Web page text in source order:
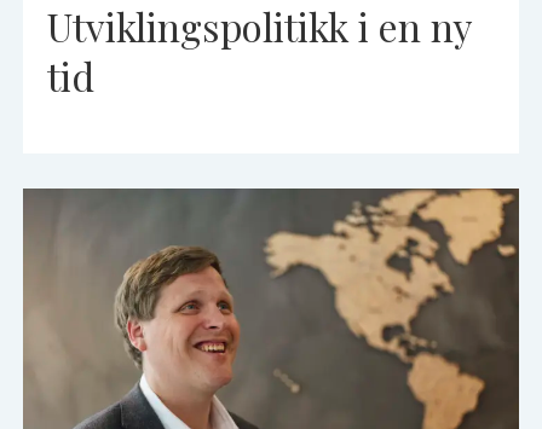
Utviklingspolitikk i en ny
tid